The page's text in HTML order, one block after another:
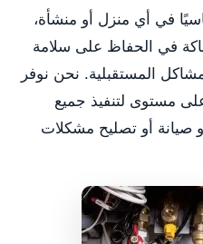
في أي منزل أو منشأة،
في الحفاظ على سلامة
المستقبلية. نحن نوفر
مستوى لتنفيذ جميع
صيانة أو تصليح مشكلات